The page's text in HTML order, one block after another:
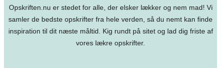
Opskriften.nu er stedet for alle, der elsker lækker og nem mad! Vi
samler de bedste opskrifter fra hele verden, så du nemt kan finde
inspiration til dit næste måltid. Kig rundt på sitet og lad dig friste af
vores lækre opskrifter.